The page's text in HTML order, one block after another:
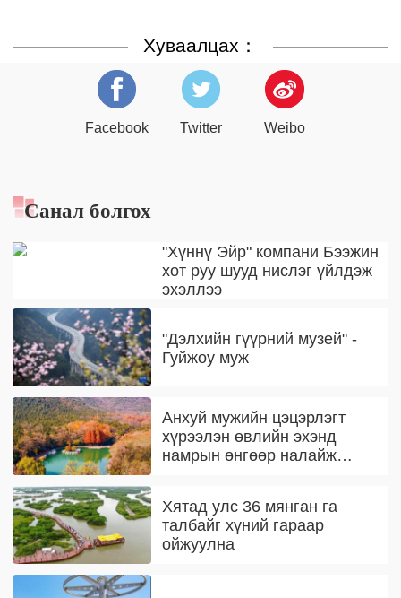
Хуваалцах：
Facebook Twitter Weibo
Санал болгох
"Хүннү Эйр" компани Бээжин
хот руу шууд нислэг үйлдэж
эхэллээ
"Дэлхийн гүүрний музей" -
Гуйжоу муж
Анхуй мужийн цэцэрлэгт
хүрээлэн өвлийн эхэнд
намрын өнгөөр налайж
Хятад улс 36 мянган га
талбайг хүний гараар
ойжуулна